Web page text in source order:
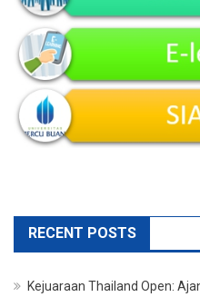
RECENT POSTS
Kejuaraan Thailand Open: